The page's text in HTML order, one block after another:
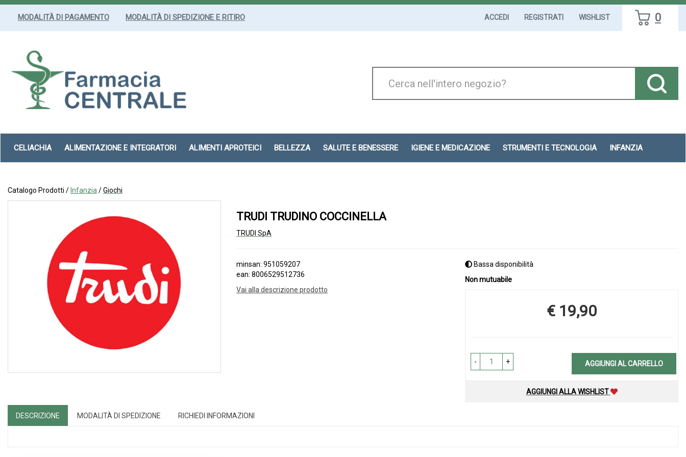
Passa
MODALITÀ DI PAGAMENTO MODALITÀ DI SPEDIZIONE E RITIRO ACCEDI REGISTRATI WISHLIST 0
Prodotto
CELIACHIA ALIMENTAZIONE E INTEGRATORI ALIMENTI APROTEICI BELLEZZA SALUTE E BENESSERE IGIENE E MEDICAZIONE STRUMENTI E TECNOLOGIA INFANZIA
Catalogo Prodotti / Infanzia /Giochi
TRUDI TRUDINO COCCINELLA
TRUDI SpA
minsan: 951059207
ean: 8006529512736
Vai alla descrizione prodotto
Bassa disponibilità
Non mutuabile
Prezzo
€ 19,90
- + AGGIUNGI AL CARRELLO
AGGIUNGI ALLA WISHLIST
DESCRIZIONE MODALITÀ DI SPEDIZIONE RICHIEDI INFORMAZIONI